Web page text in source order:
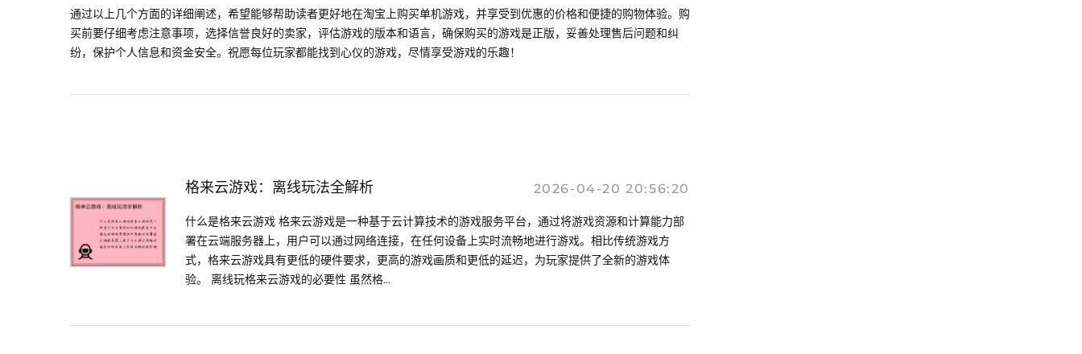
通过以上几个方面的详细阐述，希望能够帮助读者更好地在淘宝上购买单机游戏，并享受到优惠的价格和便捷的购物体验。购
买前要仔细考虑注意事项，选择信誉良好的卖家，评估游戏的版本和语言，确保购买的游戏是正版，妥善处理售后问题和纠
纷，保护个人信息和资金安全。祝愿每位玩家都能找到心仪的游戏，尽情享受游戏的乐趣！
格来云游戏：离线玩法全解析 2026-04-20 20:56:20
什么是格来云游戏 格来云游戏是一种基于云计算技术的游戏服务平台，通过将游戏资源和计算能力部
署在云端服务器上，用户可以通过网络连接，在任何设备上实时流畅地进行游戏。相比传统游戏方
式，格来云游戏具有更低的硬件要求，更高的游戏画质和更低的延迟，为玩家提供了全新的游戏体
验。 离线玩格来云游戏的必要性 虽然格...